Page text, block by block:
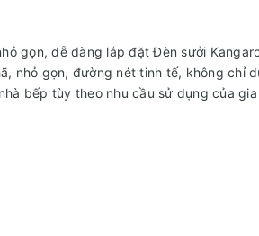
gọn, dễ dàng lắp đặt Đèn sưởi
nhỏ gọn, đường nét tinh tế, không chỉ
bếp tùy theo nhu cầu sử dụng của